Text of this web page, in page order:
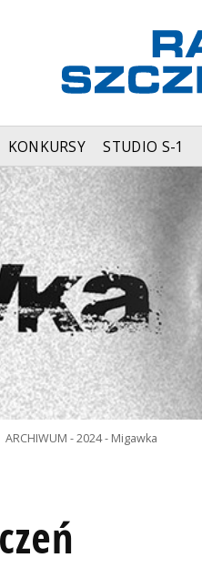
KONKURSY STUDIO S-1
ARCHIWUM - 2024 - Migawka